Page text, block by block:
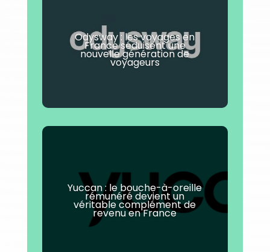
Odysway : les voyages en
France séduisent une
nouvelle génération de
voyageurs
Yuccan : le bouche-à-oreille
rémunéré devient un
véritable complément de
revenu en France